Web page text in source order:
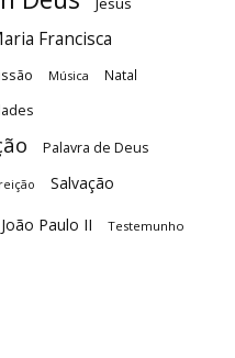
Francisca
Música Natal
Palavra de Deus
Salvação
Paulo II Testemunho